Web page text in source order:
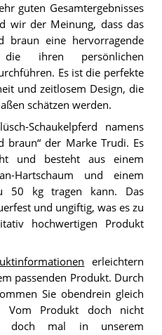
guten Gesamtergebnisses
wir der Meinung, dass das
braun eine hervorragende
ihren persönlichen
Es ist die perfekte
und zeitlosem Design, die
schätzen werden.
Schaukelpferd namens
braun“ der Marke Trudi. Es
und besteht aus einem
Hartschaum und einem
50 kg tragen kann. Das
und ungiftig, was es zu
hochwertigen Produkt
erleichtern
passenden Produkt. Durch
Sie obendrein gleich
Vom Produkt doch nicht
doch mal in unserem